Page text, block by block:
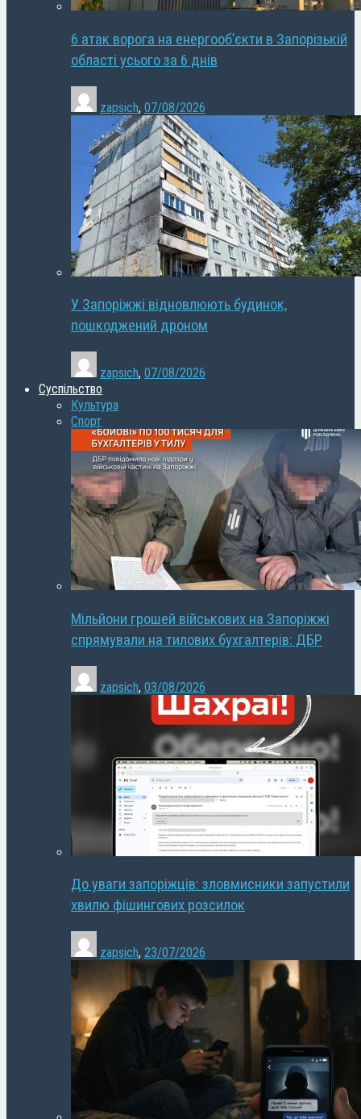
6 атак ворога на енергооб’єкти в Запорізькій
області усього за 6 днів
zapsich, 07/08/2026
У Запоріжжі відновлюють будинок,
пошкоджений дроном
zapsich, 07/08/2026
Суспільство
Культура
Спорт
Мільйони грошей військових на Запоріжжі
спрямували на тилових бухгалтерів: ДБР
zapsich, 03/08/2026
До уваги запоріжців: зловмисники запустили
хвилю фішингових розсилок
zapsich, 23/07/2026